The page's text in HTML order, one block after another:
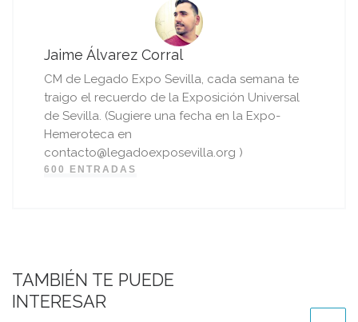
Jaime Álvarez Corral
CM de Legado Expo Sevilla, cada semana te
traigo el recuerdo de la Exposición Universal
de Sevilla. (Sugiere una fecha en la Expo-
Hemeroteca en
contacto@legadoexposevilla.org )
600 ENTRADAS
TAMBIÉN TE PUEDE
INTERESAR